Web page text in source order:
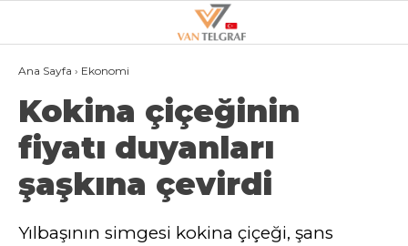
28.5°
GALERİ VİDEO
VAN
BÖLGE
Ana Sayfa › Ekonomi
Kokina çiçeğinin
fiyatı duyanları
şaşkına çevirdi
Yılbaşının simgesi kokina çiçeği, şans